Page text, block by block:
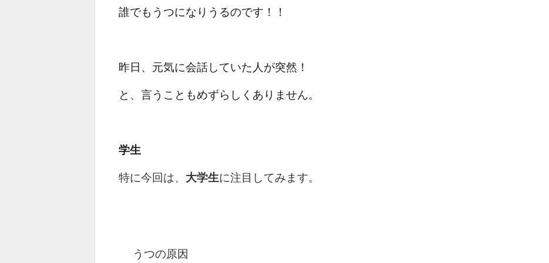
誰でもうつになりうるのです！！
昨日、元気に会話していた人が突然！
と、言うこともめずらしくありません。
学生
特に今回は、 大学生に注目してみます。
うつの原因